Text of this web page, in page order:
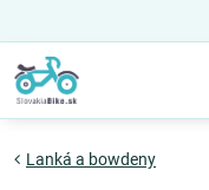
Lanká a bowdeny